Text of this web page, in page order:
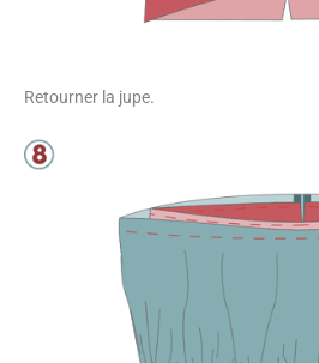
Retourner la jupe.